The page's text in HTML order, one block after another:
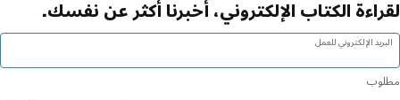
لقراءة الكتاب الإلكتروني، أخبرنا أكثر عن نفسك.
البريد الإلكتروني للعمل